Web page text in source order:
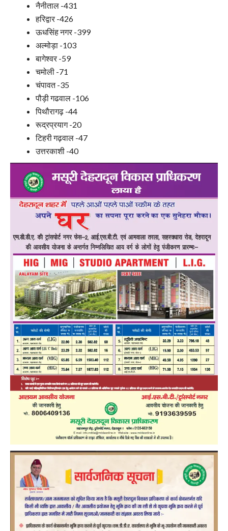
नैनीताल -431
हरिद्वार -426
ऊधसिंह नगर -399
अल्मोड़ा -103
बागेश्वर -59
चमोली -71
चंपावत -35
पौड़ी गढवाल -106
पिथौरागढ़ -44
रूद्रप्रयाग -20
टिहरी गढ़वाल -47
उत्तरकाशी -40